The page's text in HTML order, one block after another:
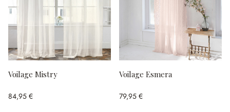
Voilage Mistry
84,95 €
Voilage Esmera
79,95 €